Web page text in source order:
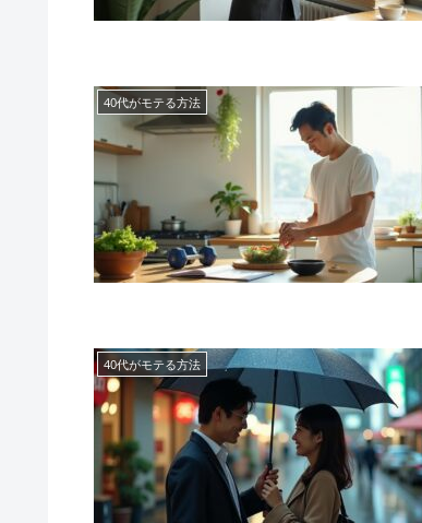
40代がモテる方法
40代がモテる方法